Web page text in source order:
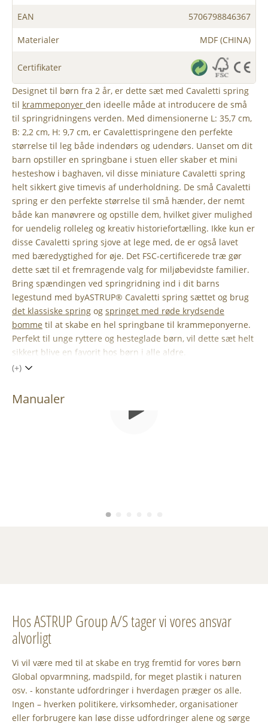
EAN 5706798846367
Materialer MDF (CHINA)
Certifikater
Designet til børn fra 2 år, er dette sæt med Cavaletti spring
til krammeponyer den ideelle måde at introducere de små
til springridningens verden. Med dimensionerne L: 35,7 cm,
B: 2,2 cm, H: 9,7 cm, er Cavalettispringene den perfekte
størrelse til leg både indendørs og udendørs. Uanset om dit
barn opstiller en springbane i stuen eller skaber et mini
hesteshow i baghaven, vil disse miniature Cavaletti spring
helt sikkert give timevis af underholdning. De små Cavaletti
spring er den perfekte størrelse til små hænder, der nemt
både kan manøvrere og opstille dem, hvilket giver mulighed
for uendelig rolleleg og kreativ historiefortælling. Ikke kun er
disse Cavaletti spring sjove at lege med, de er også lavet
med bæredygtighed for øje. Det FSC-certificerede træ gør
dette sæt til et fremragende valg for miljøbevidste familier.
Bring spændingen ved springridning ind i dit barns
legestund med byASTRUP® Cavaletti spring sættet og brug
det klassiske spring og springet med røde krydsende
bomme til at skabe en hel springbane til krammeponyerne.
Perfekt til unge ryttere og hesteglade børn, vil dette sæt helt
sikkert blive en favorit hos børn i alle aldre.
(+)
Manualer
Hos ASTRUP Group A/S tager vi vores ansvar
alvorligt
Vi vil være med til at skabe en tryg fremtid for vores børn
Global opvarmning, madspild, for meget plastik i naturen
osv. - konstante udfordringer i hverdagen præger os alle.
Ingen – hverken politikere, virksomheder, organisationer
eller forbrugere kan løse disse udfordringer alene og sørge